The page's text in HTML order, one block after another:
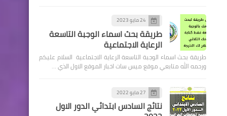
24 مايو 2023
طريقة بحث اسماء الوجبة التاسعة
الرعاية الاجتماعية
طريقة بحث اسماء الوجبة التاسعة الرعاية الاجتماعية السلام عليكم
ورحمه الله متابعي موقع ميس سات اخبار الموقع الاول الذي …
27 مايو 2022
نتائج السادس ابتدائي الدور الاول
اسماء االرعاية الاجتماعية
اسماء الرعاية الاجتماعية
محافظة الديوانية